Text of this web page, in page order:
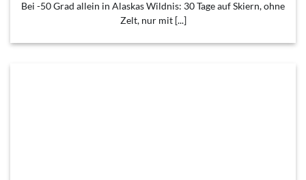
Bei -50 Grad allein in Alaskas Wildnis: 30 Tage auf Skiern, ohne
Zelt, nur mit [...]